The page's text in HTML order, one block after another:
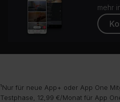
mehr
¹Nur für neue App+ oder App One
Testphase, 12,99 €/Monat für App